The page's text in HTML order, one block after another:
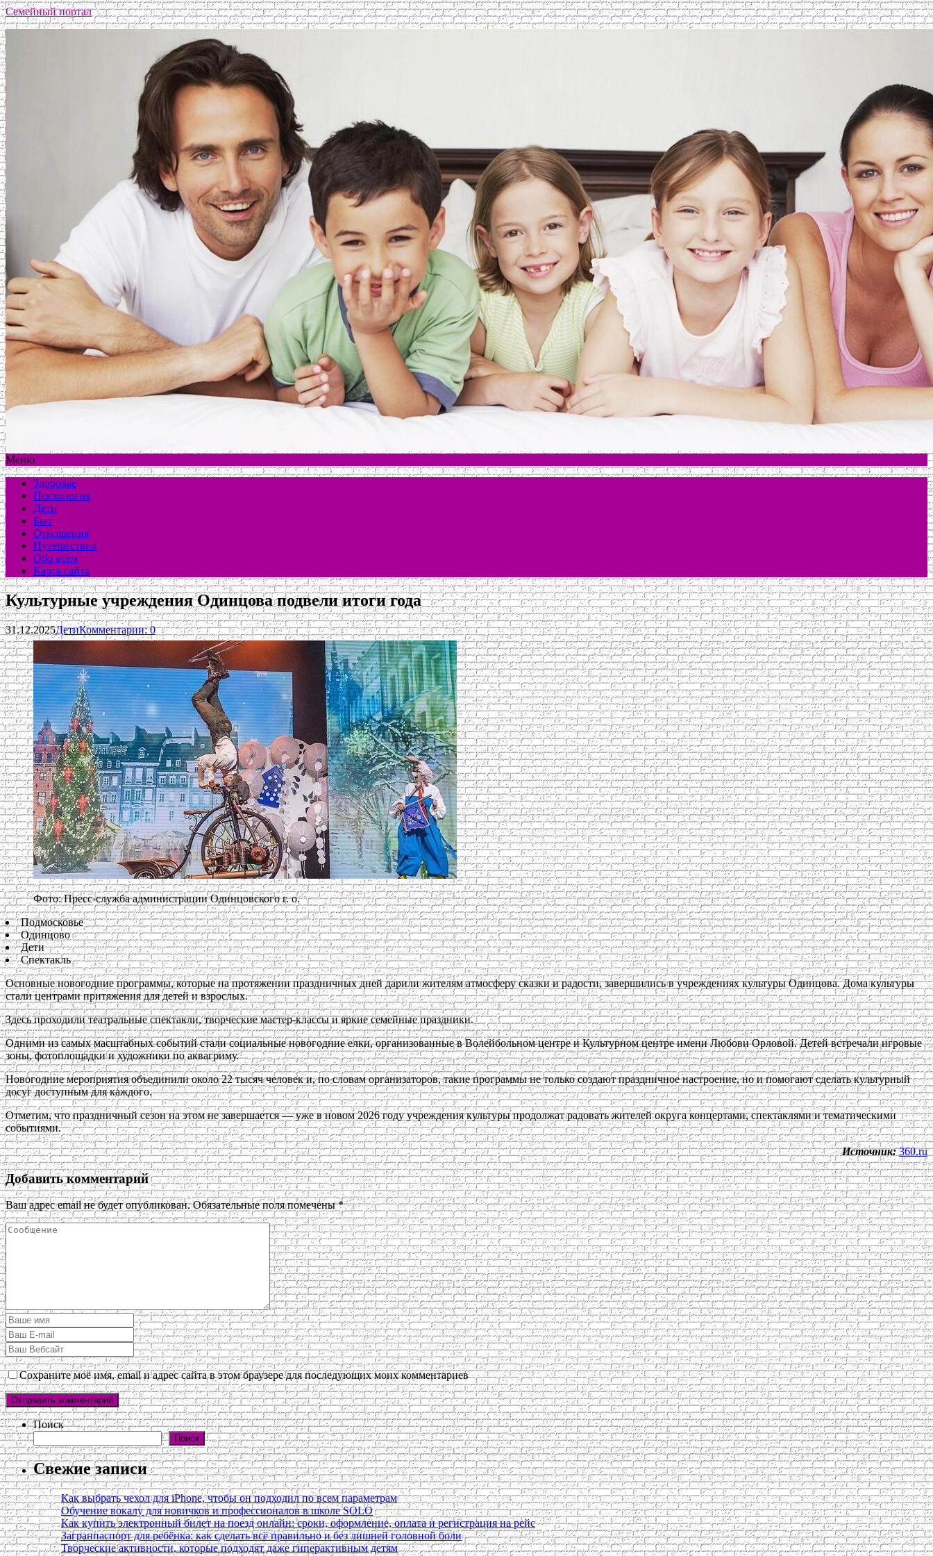
Семейный портал
Меню
Здоровье
Психология
Дети
Быт
Отношения
Путешествия
Обо всем
Карта сайта
Культурные учреждения Одинцова подвели итоги года
31.12.2025ДетиКомментарии: 0
Фото: Пресс-служба администрации Одинцовского г. о.
Подмосковье
Одинцово
Дети
Спектакль
Основные новогодние программы, которые на протяжении праздничных дней дарили жителям атмосферу сказки и радости, завершились в учреждениях культуры Одинцова. Дома культуры
стали центрами притяжения для детей и взрослых.
Здесь проходили театральные спектакли, творческие мастер-классы и яркие семейные праздники.
Одними из самых масштабных событий стали социальные новогодние елки, организованные в Волейбольном центре и Культурном центре имени Любови Орловой. Детей встречали игровые
зоны, фотоплощадки и художники по аквагриму.
Новогодние мероприятия объединили около 22 тысяч человек и, по словам организаторов, такие программы не только создают праздничное настроение, но и помогают сделать культурный
досуг доступным для каждого.
Отметим, что праздничный сезон на этом не завершается — уже в новом 2026 году учреждения культуры продолжат радовать жителей округа концертами, спектаклями и тематическими
событиями.
Источник: 360.ru
Добавить комментарий
Ваш адрес email не будет опубликован. Обязательные поля помечены*
Сохраните моё имя, email и адрес сайта в этом браузере для последующих моих комментариев
Поиск
Поиск
Свежие записи
Как выбрать чехол для iPhone, чтобы он подходил по всем параметрам
Обучение вокалу для новичков и профессионалов в школе SOLO
Как купить электронный билет на поезд онлайн: сроки, оформление, оплата и регистрация на рейс
Загранпаспорт для ребёнка: как сделать всё правильно и без лишней головной боли
Творческие активности, которые подходят даже гиперактивным детям